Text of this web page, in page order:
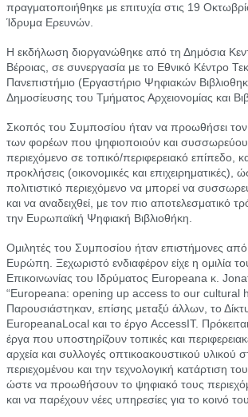
πραγματοποιήθηκε με επιτυχία στις 19
Ίδρυμα Ερευνών.
Η εκδήλωση διοργανώθηκε από τη Δημόσια
Βέροιας, σε συνεργασία με το Εθνικό Κέντρο
Πανεπιστήμιο (Εργαστήριο Ψηφιακών
Δημοσίευσης του Τμήματος Αρχειονομίας και
Σκοπός του Συμποσίου ήταν να προωθήσει τον
των φορέων που ψηφιοποιούν και συσσωρεύουν
περιεχόμενο σε τοπικό/περιφερειακό επίπεδο,
προκλήσεις (οικονομικές και επιχειρηματικές),
πολιτιστικό περιεχόμενο να μπορεί να
και να αναδειχθεί, με τον πιο αποτελεσματικό
την Ευρωπαϊκή Ψηφιακή Βιβλιοθήκη.
Ομιλητές του Συμποσίου ήταν επιστήμονες
Ευρώπη. Ξεχωριστό ενδιαφέρον είχε η ομιλία
Επικοινωνίας του Ιδρύματος Europeana κ.
“Europeana: opening up access to our cultural
Παρουσιάστηκαν, επίσης μεταξύ άλλων, το
EuropeanaLocal και το έργο AccessIT.
έργα που υποστηρίζουν τοπικές και
αρχεία και συλλογές οπτικοακουστικού
περιεχομένου και την τεχνολογική κατάρτιση
ώστε να προωθήσουν το ψηφιακό τους
και να παρέχουν νέες υπηρεσίες για το κοινό